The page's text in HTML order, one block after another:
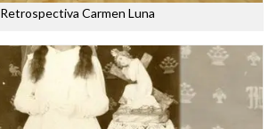
Retrospectiva Carmen Luna